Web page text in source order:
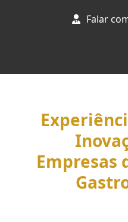
Falar
Empresas